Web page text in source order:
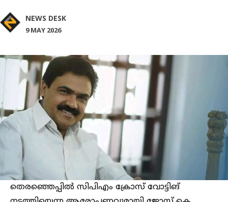
NEWS DESK
9 MAY 2026
തെരഞ്ഞെപ്പിൽ സിപിഎം ക്രോസ് വോട്ടിങ്